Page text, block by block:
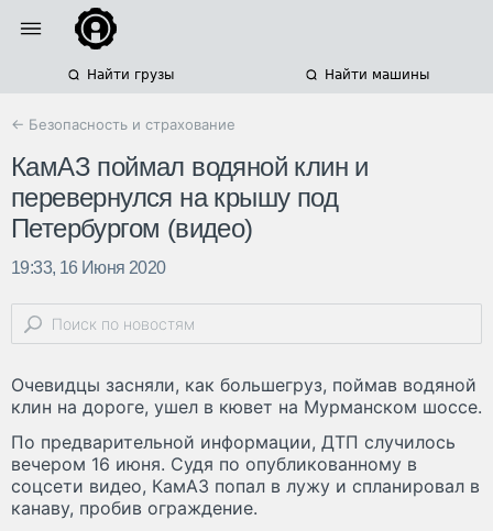
Найти грузы Найти машины
← Безопасность и страхование
КамАЗ поймал водяной клин и
перевернулся на крышу под
Петербургом (видео)
19:33, 16 Июня 2020
Очевидцы засняли, как большегруз, поймав водяной
клин на дороге, ушел в кювет на Мурманском шоссе.
По предварительной информации, ДТП случилось
вечером 16 июня. Судя по опубликованному в
соцсети видео, КамАЗ попал в лужу и спланировал в
канаву, пробив ограждение.